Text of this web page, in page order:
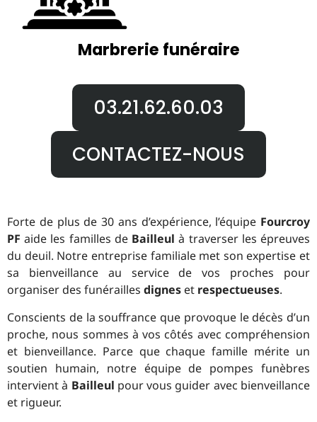
Marbrerie funéraire
03.21.62.60.03
CONTACTEZ-NOUS
Forte de plus de 30 ans d’expérience, l’équipe Fourcroy
PF aide les familles de Bailleul à traverser les épreuves
du deuil. Notre entreprise familiale met son expertise et
sa bienveillance au service de vos proches pour
organiser des funérailles dignes et respectueuses.
Conscients de la souffrance que provoque le décès d’un
proche, nous sommes à vos côtés avec compréhension
et bienveillance. Parce que chaque famille mérite un
soutien humain, notre équipe de pompes funèbres
intervient à Bailleul pour vous guider avec bienveillance
et rigueur.